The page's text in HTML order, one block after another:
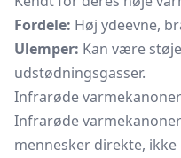
Fordele: Høj ydeevne,
Ulemper: Kan være
udstødningsgasser.
Infrarøde varmekanoner
Infrarøde
mennesker direkte, ikke